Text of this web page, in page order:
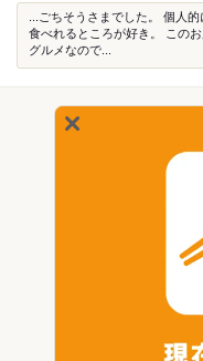
...ごちそうさまでした。 個人
食べれるところが好き。 この
グルメなので...